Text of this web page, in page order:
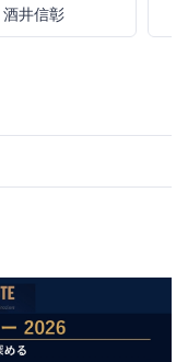
酒井信彰